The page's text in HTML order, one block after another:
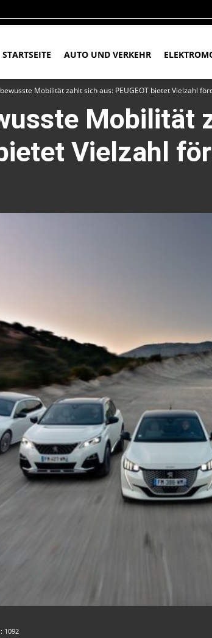
STARTSEITE AUTO UND VERKEHR
Mobilität zahlt sich aus: PEUGEOT bietet Vielzahl
Mobilität
Vielzahl
1092